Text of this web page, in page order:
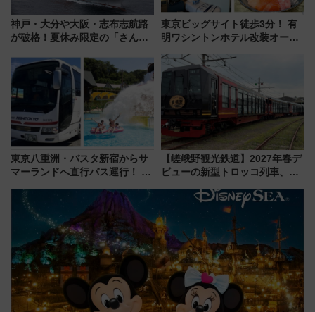
神戸・大分や大阪・志布志航路
が破格！夏休み限定の「さんふ
ート 夕朝食ビュッフェ付きで
快適な船旅はいかが？
東京ビッグサイト徒歩3分！ 有
明ワシントンホテル改装オープ
客室」や海鮮丼が人気の朝食ビ
ュッフェを現地レポ
東京八重洲・バスタ新宿からサ
マーランドへ直行バス運行！ お
推し活を楽しもう！（2026年
8/1～31）
【嵯峨野観光鉄道】2027年春デ
ビューの新型トロッコ列車、い
は2026年で引退